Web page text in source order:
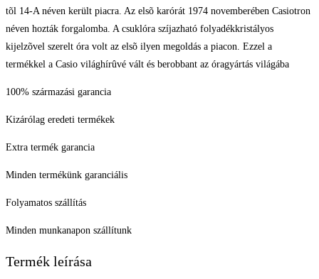
tõl 14-A néven került piacra. Az elsõ karórát 1974 novemberében Casiotron
néven hozták forgalomba. A csuklóra szíjazható folyadékkristályos
kijelzõvel szerelt óra volt az elsõ ilyen megoldás a piacon. Ezzel a
termékkel a Casio világhírûvé vált és berobbant az óragyártás világába
100% származási garancia
Kizárólag eredeti termékek
Extra termék garancia
Minden termékünk garanciális
Folyamatos szállítás
Minden munkanapon szállítunk
Termék leírása